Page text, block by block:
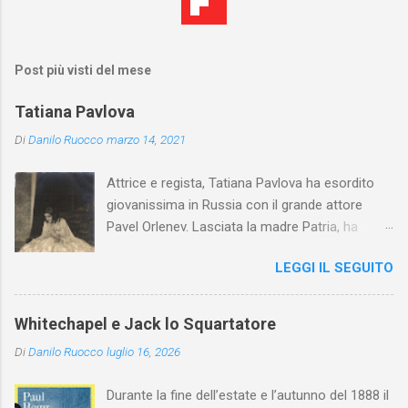
Post più visti del mese
Tatiana Pavlova
DiDanilo Ruocco marzo 14, 2021
Attrice e regista, Tatiana Pavlova ha esordito
giovanissima in Russia con il grande attore
Pavel Orlenev. Lasciata la madre Patria, ha
l'arte della Pavlova ha raggiunto la piena
maturità ed è stata in grado di rinnovare
profondamente l'attardato mondo teatrale
LEGGI IL SEGUITO
Whitechapel e Jack lo Squartatore
DiDanilo Ruocco luglio 16, 2026
Durante la fine dell’estate e l’autunno del 1888 il